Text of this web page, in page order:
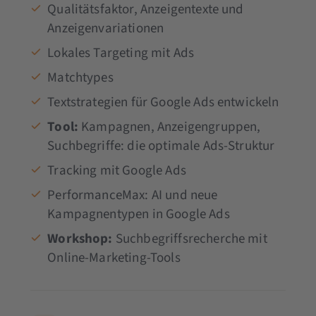
Qualitätsfaktor, Anzeigentexte und
Anzeigenvariationen
Lokales Targeting mit Ads
Matchtypes
Textstrategien für Google Ads entwickeln
Tool: Kampagnen, Anzeigengruppen,
Suchbegriffe: die optimale Ads-Struktur
Tracking mit Google Ads
PerformanceMax: AI und neue
Kampagnentypen in Google Ads
Workshop: Suchbegriffsrecherche mit
Online-Marketing-Tools